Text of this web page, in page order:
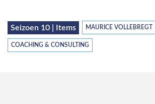
Seizoen 10 | Items MAURICE VOLLEBREGT
COACHING & CONSULTING